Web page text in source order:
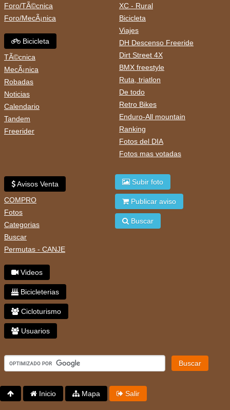
Foro/TÃ©cnica
Foro/MecÃ¡nica
Bicicleta
TÃ©cnica
MecÃ¡nica
Robadas
Noticias
Calendario
Tandem
Freerider
XC - Rural
Bicicleta
Viajes
DH Descenso Freeride
Dirt Street 4X
BMX freestyle
Ruta, triatlon
De todo
Retro Bikes
Enduro-All mountain
Ranking
Fotos del DIA
Fotos mas votadas
Avisos Venta
COMPRO
Fotos
Categorias
Buscar
Permutas - CANJE
Videos
Bicicleterias
Cicloturismo
Usuarios
Subir foto
Publicar aviso
Buscar
Buscar
Inicio Mapa Salir